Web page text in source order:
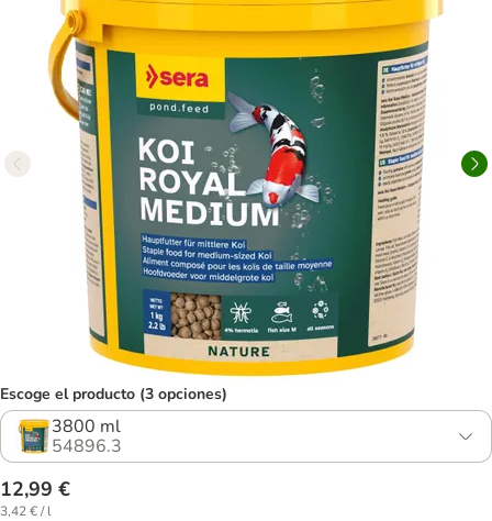
Escoge el producto (3 opciones)
3800 ml
54896.3
12,99 €
3,42 € / l